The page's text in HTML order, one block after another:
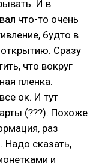
И в
что-то очень
будто в
Сразу
что вокруг
пленка.
ок. И тут
(???). Похоже
раз
сказать,
и